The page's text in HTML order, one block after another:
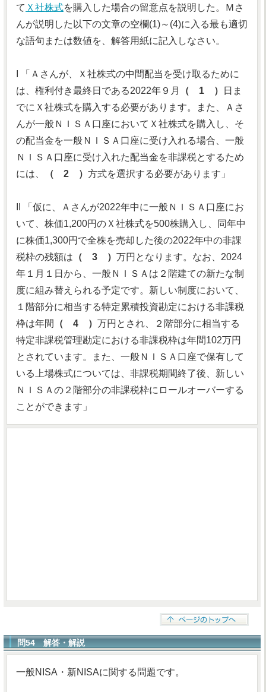
て Ｘ社株式を購入した場合の留意点を説明した。Ｍさ
んが説明した以下の文章の空欄(1)～(4)に入る最も適切
な語句または数値を、解答用紙に記入しなさい。
I 「Ａさんが、Ｘ社株式の中間配当を受け取るために
は、権利付き最終日である2022年９月
（ 1 ）
日ま
でにＸ社株式を購入する必要があります。また、Ａさ
んが一般ＮＩＳＡ口座においてＸ社株式を購入し、そ
の配当金を一般ＮＩＳＡ口座に受け入れる場合、一般
ＮＩＳＡ口座に受け入れた配当金を非課税とするため
には、
（ 2 ） 方式を選択する必要があります」
II 「仮に、Ａさんが2022年中に一般ＮＩＳＡ口座にお
いて、株価1,200円のＸ社株式を500株購入し、同年中
に株価1,300円で全株を売却した後の2022年中の非課
税枠の残額は （ 3 ） 万円となります。なお、2024
年１月１日から、一般ＮＩＳＡは２階建ての新たな制
度に組み替えられる予定です。新しい制度において、
１階部分に相当する特定累積投資勘定における非課税
枠は年間
（ 4 ） 万円とされ、２階部分に相当する
特定非課税管理勘定における非課税枠は年間102万円
とされています。また、一般ＮＩＳＡ口座で保有して
いる上場株式については、非課税期間終了後、新しい
ＮＩＳＡの２階部分の非課税枠にロールオーバーする
ことができます」
問54 解答・解説
一般NISA・新NISAに関する問題です。